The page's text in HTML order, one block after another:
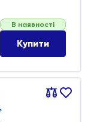
В наявності
Купити
Порівняти
В